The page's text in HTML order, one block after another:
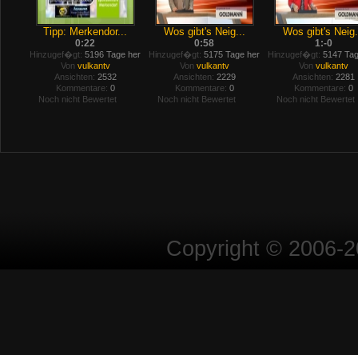
Tipp: Merkendor...
0:22
Hinzugef�gt: 5196 Tage her
Von vulkantv
Ansichten: 2532
Kommentare: 0
Noch nicht Bewertet
Wos gibt's Neig...
0:58
Hinzugef�gt: 5175 Tage her
Von vulkantv
Ansichten: 2229
Kommentare: 0
Noch nicht Bewertet
Wos gibt's
1:-0
Hinzugef�gt: 5147
Von vulkantv
Ansichten: 2281
Kommentare: 0
Noch nicht Bewertet
Copyright © 2006-